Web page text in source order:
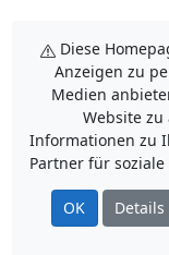
Diese
Anzeigen zu
Medien
Website
Informationen zu
Partner für
OK